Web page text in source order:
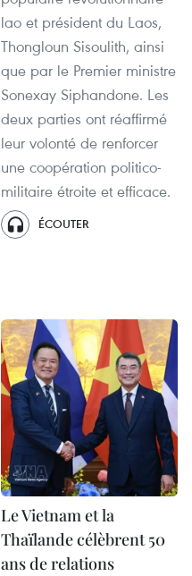
lao et président du Laos,
Thongloun Sisoulith, ainsi
que par le Premier ministre
Sonexay Siphandone. Les
deux parties ont réaffirmé
leur volonté de renforcer
une coopération politico-
militaire étroite et efficace.
ÉCOUTER
Le Vietnam et la
Thaïlande célèbrent 50
ans de relations